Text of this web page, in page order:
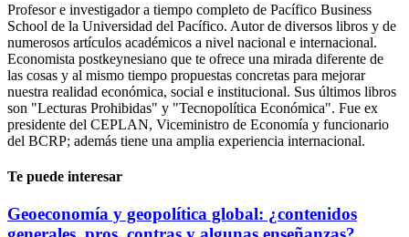
Profesor e investigador a tiempo completo de Pacífico Business
School de la Universidad del Pacífico. Autor de diversos libros y de
numerosos artículos académicos a nivel nacional e internacional.
Economista postkeynesiano que te ofrece una mirada diferente de
las cosas y al mismo tiempo propuestas concretas para mejorar
nuestra realidad económica, social e institucional. Sus últimos libros
son "Lecturas Prohibidas" y "Tecnopolítica Económica". Fue ex
presidente del CEPLAN, Viceministro de Economía y funcionario
del BCRP; además tiene una amplia experiencia internacional.
Te puede interesar
Geoeconomía y geopolítica global: ¿contenidos